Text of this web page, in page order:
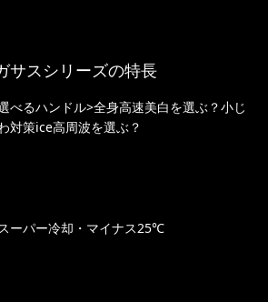
サスシリーズの特長
べるハンドル>全身高速美白を選ぶ？小じ
対策ice高周波を選ぶ？
ーパー冷却・マイナス25℃